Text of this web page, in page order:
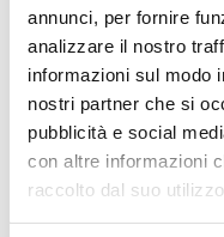
annunci, per fornire
analizzare il nostro
informazioni sul modo
nostri partner che si
pubblicità e social
con altre informazioni
raccolto dal suo
Read more
Stracchino
Read more